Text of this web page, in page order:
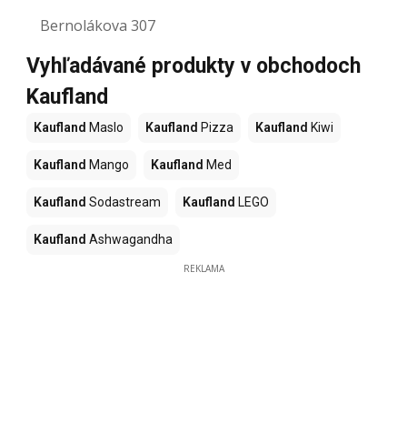
Bernolákova 307
Vyhľadávané produkty v obchodoch
Kaufland
Kaufland Maslo Kaufland Pizza Kaufland Kiwi
Kaufland Mango Kaufland Med
Kaufland Sodastream Kaufland LEGO
Kaufland Ashwagandha
REKLAMA